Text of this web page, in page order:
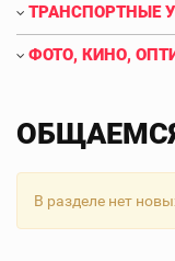
ТРАНСПОРТНЫЕ
ФОТО, КИНО,
В разделе нет